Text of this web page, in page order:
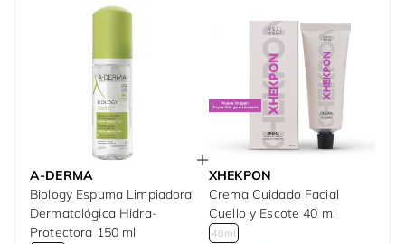
A-DERMA
Biology Espuma Limpiadora
Dermatológica Hidra-
Protectora 150 ml
XHEKPON
Crema Cuidado Facial
Cuello y Escote 40 ml
40ml